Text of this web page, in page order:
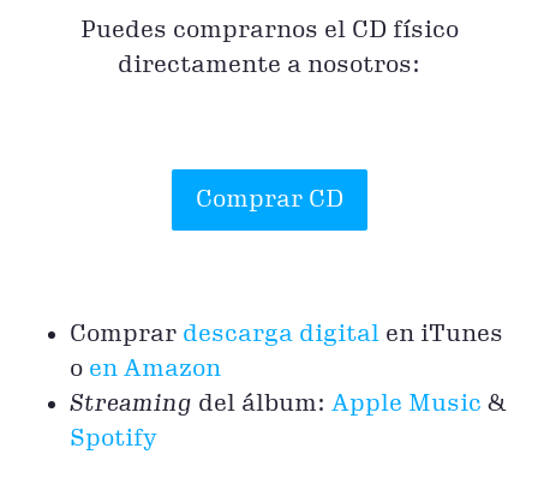
Puedes comprarnos el CD físico
directamente a nosotros:
Comprar CD
Comprar descarga digital en iTunes
o en Amazon
Streaming del álbum: Apple Music &
Spotify